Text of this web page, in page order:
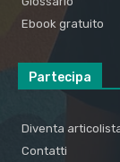
Ebook gratuito
Partecipa
Diventa
Contatti